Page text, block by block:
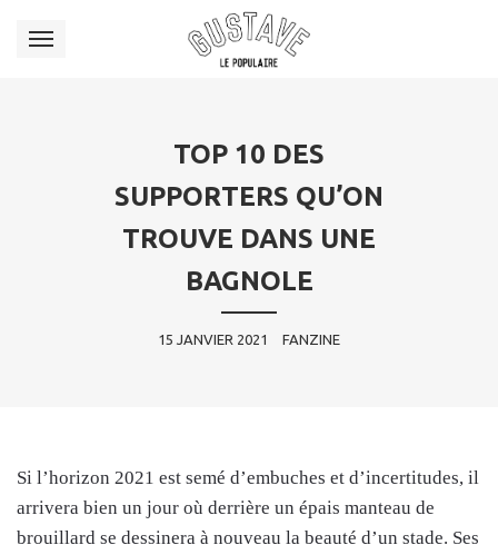
TOP 10 DES
SUPPORTERS QU’ON
TROUVE DANS UNE
BAGNOLE
15 JANVIER 2021 FANZINE
Si l’horizon 2021 est semé d’embuches et d’incertitudes, il
arrivera bien un jour où derrière un épais manteau de
brouillard se dessinera à nouveau la beauté d’un stade. Ses